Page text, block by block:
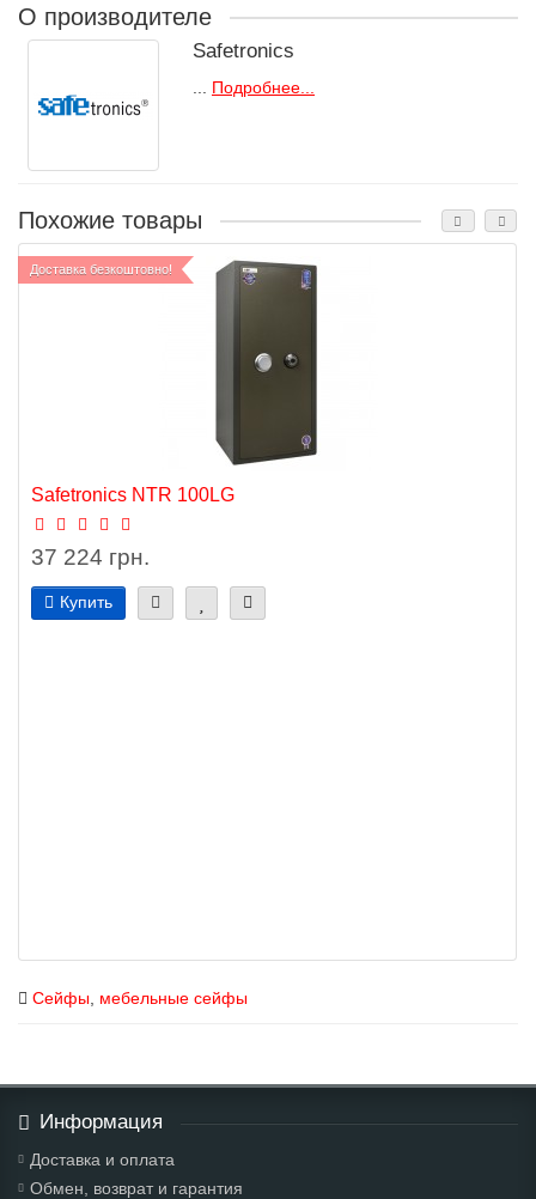
О производителе
Safetronics
Подробнее...
Похожие товары
Доставка безкоштовно!
Safetronics NTR 100LG
37 224 грн.
Купить
Сейфы мебельные сейфы
Информация
Доставка и оплата
Обмен, возврат и гарантия